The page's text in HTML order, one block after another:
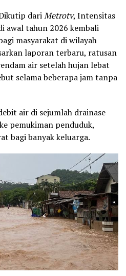
dariMetrotv, Intensitas
awal tahun 2026 kembali
masyarakat di wilayah
laporan terbaru, ratusan
air setelah hujan lebat
selama beberapa jam tanpa
air di sejumlah drainase
pemukiman penduduk,
bagi banyak keluarga.